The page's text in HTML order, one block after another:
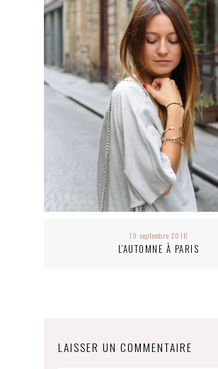
19 septembre 2016
L’AUTOMNE À PARIS
LAISSER UN COMMENTAIRE